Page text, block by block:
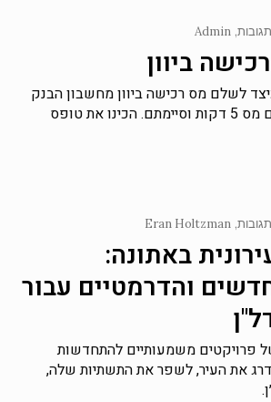
Admin
ביוון
לשלם מס רכישה ביוון מחשבון הבנק
המקומי שלכם.תשלום מס 5 דקות וסיימתם. הכינו את טופס
Eran Holtzman
באתונה:
והדרמטיים עבור
פרויקטים משמעותיים להתחדשות
את העיר, לשפר את התשתיות שלה,